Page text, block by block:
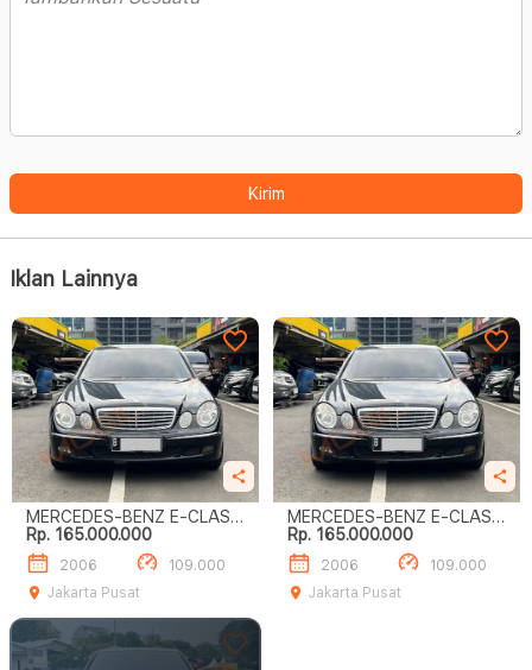
Kirim
Iklan Lainnya
MERCEDES-BENZ E-CLASS
E280
Rp. 165.000.000
2006
109.000
Jakarta Pusat
MERCEDES-BENZ E-CLASS
E280
Rp. 165.000.000
2006
109.000
Jakarta Pusat